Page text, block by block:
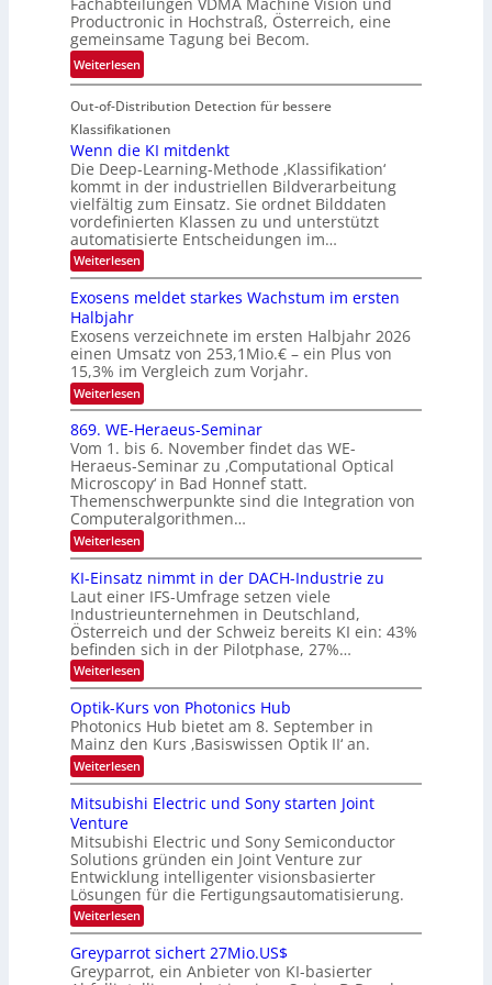
h
k
e
i
e
n
i
n
V
I
S
I
O
N
T
e
c
h
T
a
k
s
e
d
T
o
r
e
n
a
u
f
d
e
r
V
S
I
O
N
2
0
2
6
Productronic in Hochstraß, Österreich, eine
gemeinsame Tagung bei Becom.
Weiterlesen:
T
a
g
u
n
g
z
u
E
l
e
t
r
o
n
k
-
u
n
d
B
i
l
d
v
e
r
a
r
b
e
i
n
g
s
-
T
e
Out-of-Distribution Detection für bessere
Klassifikationen
Wenn die KI mitdenkt
Die Deep-Learning-Methode ‚Klassifikation‘
kommt in der industriellen Bildverarbeitung
vielfältig zum Einsatz. Sie ordnet Bilddaten
vordefinierten Klassen zu und unterstützt
automatisierte Entscheidungen im…
Weiterlesen:
W
n
d
i
e
K
I
m
i
t
d
e
n
k
t
Exosens meldet starkes Wachstum im ersten
Halbjahr
Exosens verzeichnete im ersten Halbjahr 2026
einen Umsatz von 253,1Mio.€ – ein Plus von
15,3% im Vergleich zum Vorjahr.
Weiterlesen:
E
x
o
s
e
n
s
m
e
l
d
e
t
s
t
a
r
k
e
W
a
c
h
s
u
i
m
e
r
s
t
e
n
H
a
869. WE-Heraeus-Seminar
Vom 1. bis 6. November findet das WE-
Heraeus-Seminar zu ‚Computational Optical
Microscopy‘ in Bad Honnef statt.
Themenschwerpunkte sind die Integration von
Computeralgorithmen…
Weiterlesen:
8
9
.
W
E
-
H
e
r
a
e
u
s
-
S
e
n
a
r
KI-Einsatz nimmt in der DACH-Industrie zu
Laut einer IFS-Umfrage setzen viele
Industrieunternehmen in Deutschland,
Österreich und der Schweiz bereits KI ein: 43%
befinden sich in der Pilotphase, 27%…
Weiterlesen:
K
-
E
i
n
s
t
n
m
m
t
i
n
d
e
r
Optik-Kurs von Photonics Hub
Photonics Hub bietet am 8. September in
Mainz den Kurs ‚Basiswissen Optik II‘ an.
Weiterlesen:
O
p
t
k
-
K
u
r
s
v
o
n
P
Mitsubishi Electric und Sony starten Joint
Venture
Mitsubishi Electric und Sony Semiconductor
Solutions gründen ein Joint Venture zur
Entwicklung intelligenter visionsbasierter
Lösungen für die Fertigungsautomatisierung.
Weiterlesen:
M
t
s
Greyparrot sichert 27Mio.US$
Greyparrot, ein Anbieter von KI-basierter